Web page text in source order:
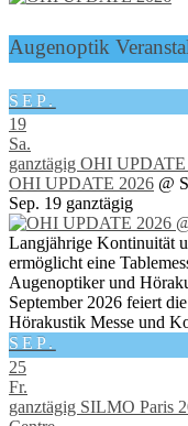
Augenoptik
SEP.
19
Sa.
ganztägig OHI UPDATE
OHI UPDATE 2026 @
Sep. 19 ganztägig
Langjährige Kontinuität
ermöglicht eine
Augenoptiker und
September 2026 feiert
Hörakustik Messe und
SEP.
25
Fr.
ganztägig SILMO Paris